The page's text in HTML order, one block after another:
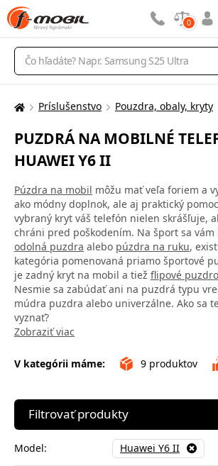
Vyhľadávanie
0
Tu
nachádzate:
Príslušenstvo Pouzdra, obaly, kryty
PUZDRÁ NA MOBILNÉ
HUAWEI Y6 II
Púzdra na mobil môžu mať veľa foriem a
ako módny doplnok, ale aj praktický
vybraný kryt váš telefón nielen skrášľuje,
chráni pred poškodením. Na šport sa
odolná puzdra alebo púzdra na ruku,
kategória pomenovaná priamo športové
je zadný kryt na mobil a tiež flipové
Nesmie sa zabúdať ani na puzdrá typu
múdra puzdra alebo univerzálne. Ako sa
vyznať?
Zobraziť viac
V kategórii máme: 9 produktov
Filtrovať produkty
Model: Huawei Y6 II